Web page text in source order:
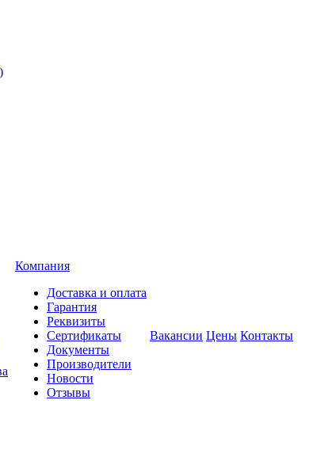
Компания
Доставка и оплата
Гарантия
Реквизиты
Сертификаты
Документы
Производители
Новости
Отзывы
Вакансии Цены Контакты